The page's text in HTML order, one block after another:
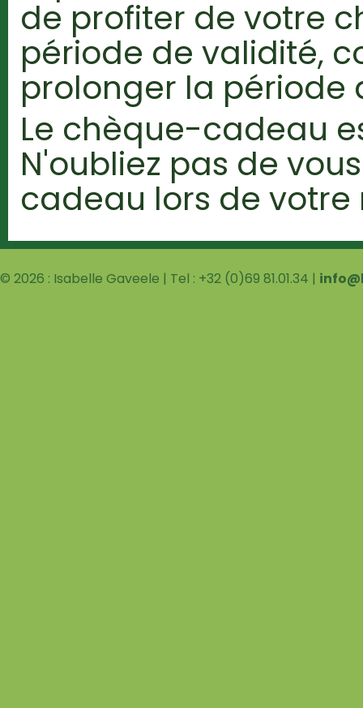
de profiter de votre
période de validité,
prolonger la période
Le chèque-cadeau
N'oubliez pas de
cadeau lors de
© 2026 : Isabelle Gaveele | Tel : +32 (0)69 81.01.34 |